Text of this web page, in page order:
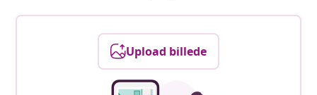
Upload billede